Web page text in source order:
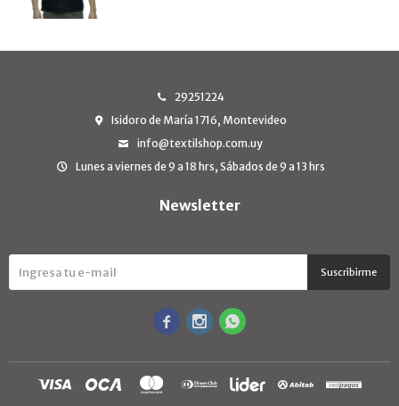
29251224
Isidoro de María 1716, Montevideo
info@textilshop.com.uy
Lunes a viernes de 9 a 18 hrs, Sábados de 9 a 13 hrs
Newsletter
Suscribirme
  